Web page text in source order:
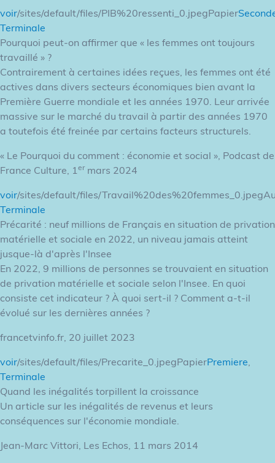
voir/sites/default/files/PIB%20ressenti_0.jpegPapier
Terminale
Pourquoi peut-on affirmer que « les femmes ont toujours
travaillé » ?
Contrairement à certaines idées reçues, les femmes ont été
actives dans divers secteurs économiques bien avant la
Première Guerre mondiale et les années 1970. Leur arrivée
massive sur le marché du travail à partir des années 1970
a toutefois été freinée par certains facteurs structurels.
« Le Pourquoi du comment : économie et social », Podcast de
France Culture, 1ermars 2024
voir/sites/default/files/
Terminale
Précarité : neuf millions de Français en situation de privation
matérielle et sociale en 2022, un niveau jamais atteint
jusque-là d'après l'Insee
En 2022, 9 millions de personnes se trouvaient en situation
de privation matérielle et sociale selon l'Insee. En quoi
consiste cet indicateur ? À quoi sert-il ? Comment a-t-il
évolué sur les dernières années ?
francetvinfo.fr, 20 juillet 2023
voir/sites/default/files/Precarite_0.jpegPapierPremiere,
Terminale
Quand les inégalités torpillent la croissance
Un article sur les inégalités de revenus et leurs
conséquences sur l'économie mondiale.
Jean-Marc Vittori, Les Echos, 11 mars 2014